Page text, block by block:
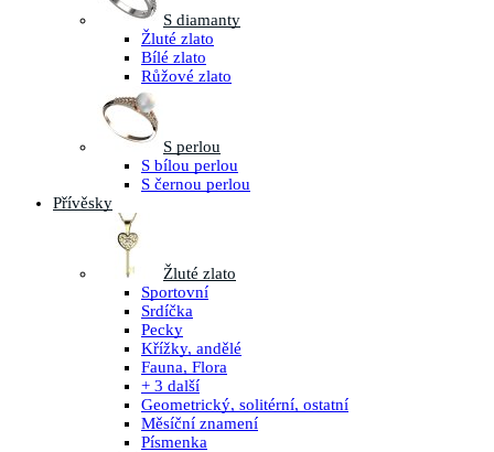
S diamanty
Žluté zlato
Bílé zlato
Růžové zlato
S perlou
S bílou perlou
S černou perlou
Přívěsky
Žluté zlato
Sportovní
Srdíčka
Pecky
Křížky, andělé
Fauna, Flora
+ 3 další
Geometrický, solitérní, ostatní
Měsíční znamení
Písmenka